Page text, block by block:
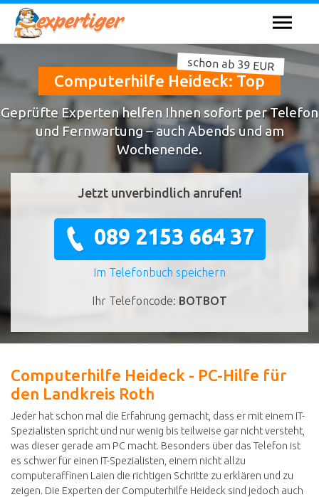
Computerhilfe Heideck: Top
schon ab 39 EUR
Geprüfte Experten helfen Ihnen sofort per Telefon
und Fernwartung – auch Abends und am
Wochenende.
Jetzt unverbindlich anrufen!
089 2153 664 37
Im Telefonbuch speichern
Ihr Telefoncode: BOTBOT
Computerhilfe Heideck - PC-Hilfe für
den Landkreis Roth
Jeder hat schon mal die Erfahrung gemacht, dass er mit einem IT-
Spezialisten spricht und nur wenig bis teilweise gar nicht versteht,
was dieser gerade am PC macht. Besonders über das Telefon ist
es schwer für einen IT-Spezialisten, einem nicht allzu
computeraffinen Laien die richtigen Schritte zu erklären und zu
zeigen. Die Experten der Computerhilfe Heideck sind jedoch auch